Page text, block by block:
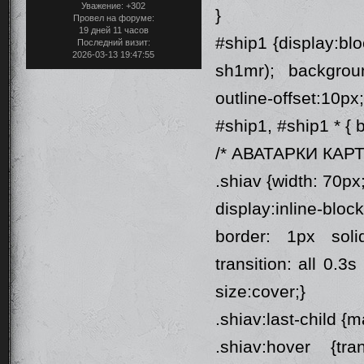
Уважение: +302
Провел на форуме:
19 дней 11 часов
Последний визит:
2026-03-13 19:47:55
}
#ship1
sh1mr);
outline-
#ship1, #ship1 * {
/* АВАТАРКИ
.shiav {width:
display:inline-
border: 1px
transition: all 0.3s
size:cover;}
.shiav:last-child
.shiav:hover